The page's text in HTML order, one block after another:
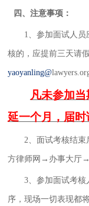
四 、注意事项：
1、参加面试人员
核的 ， 应提前三天请
yaoyanling@
凡未参加
延一个月，届时
2、 面试考核结束
方律师网→办事大厅→
3、参加面试考核
序，现场一切表现都